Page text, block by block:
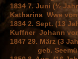
1834 7. Juni (½
Katharina Wwe
1834 2. Sept. (13
Kuffner Johann
1847 29. März (3
geb. Seemüller